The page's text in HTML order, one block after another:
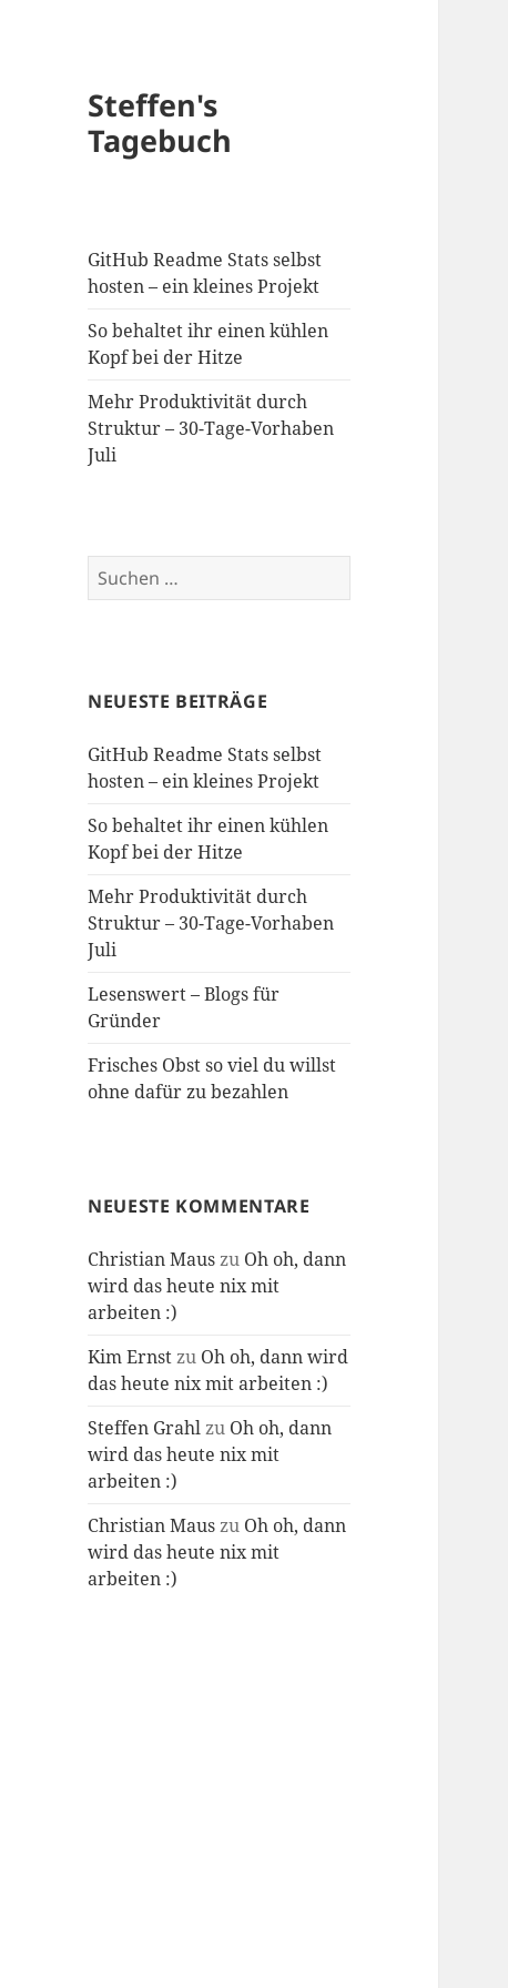
Steffen's
Tagebuch
GitHub Readme Stats selbst
hosten – ein kleines Projekt
So behaltet ihr einen kühlen
Kopf bei der Hitze
Mehr Produktivität durch
Struktur – 30-Tage-Vorhaben
Juli
Suchen
nach:
NEUESTE BEITRÄGE
GitHub Readme Stats selbst
hosten – ein kleines Projekt
So behaltet ihr einen kühlen
Kopf bei der Hitze
Mehr Produktivität durch
Struktur – 30-Tage-Vorhaben
Juli
Lesenswert – Blogs für
Gründer
Frisches Obst so viel du willst
ohne dafür zu bezahlen
NEUESTE KOMMENTARE
Christian Mauszu Oh oh, dann
wird das heute nix mit
arbeiten :)
Kim Ernstzu Oh oh, dann wird
das heute nix mit arbeiten :)
Steffen Grahlzu Oh oh, dann
wird das heute nix mit
arbeiten :)
Christian Mauszu Oh oh, dann
wird das heute nix mit
arbeiten :)